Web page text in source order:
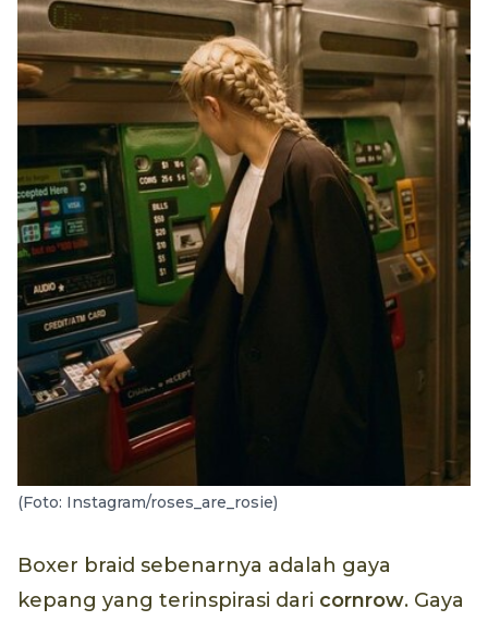
(Foto: Instagram/roses_are_rosie)
Boxer braid sebenarnya adalah gaya
kepang yang terinspirasi dari cornrow. Gaya